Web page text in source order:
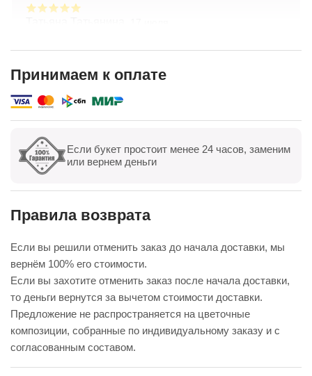
очень аккуратно, выглядит даже лучше, чем на
вежлив. Отдельно спасибо менеджеру — помог с
выбором и учёл все пожелания. Обязательно
Показать все Оставить отзыв
Принимаем к оплате
Если букет простоит менее 24 часов, заменим
или вернем деньги
Правила возврата
Если вы решили отменить заказ до начала доставки, мы
вернём 100% его стоимости.
Если вы захотите отменить заказ после начала доставки,
то деньги вернутся за вычетом стоимости доставки.
Предложение не распространяется на цветочные
композиции, собранные по индивидуальному заказу и с
согласованным составом.